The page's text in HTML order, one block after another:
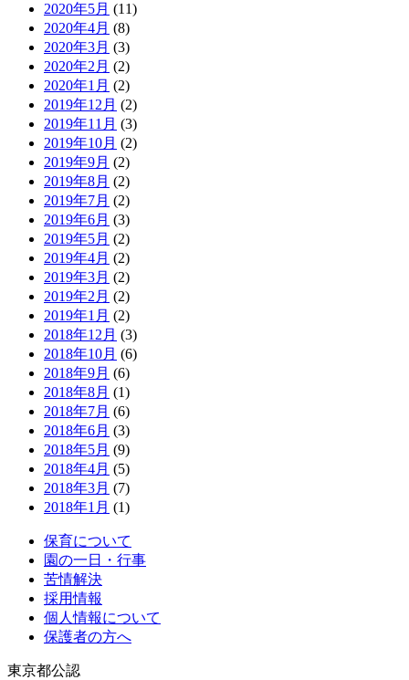
2020年5月 (11)
2020年4月 (8)
2020年3月 (3)
2020年2月 (2)
2020年1月 (2)
2019年12月 (2)
2019年11月 (3)
2019年10月 (2)
2019年9月 (2)
2019年8月 (2)
2019年7月 (2)
2019年6月 (3)
2019年5月 (2)
2019年4月 (2)
2019年3月 (2)
2019年2月 (2)
2019年1月 (2)
2018年12月 (3)
2018年10月 (6)
2018年9月 (6)
2018年8月 (1)
2018年7月 (6)
2018年6月 (3)
2018年5月 (9)
2018年4月 (5)
2018年3月 (7)
2018年1月 (1)
保育について
園の一日・行事
苦情解決
採用情報
個人情報について
保護者の方へ
東京都公認